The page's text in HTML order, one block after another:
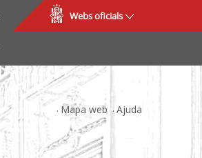
Webs oficials
Mapa web Ajuda